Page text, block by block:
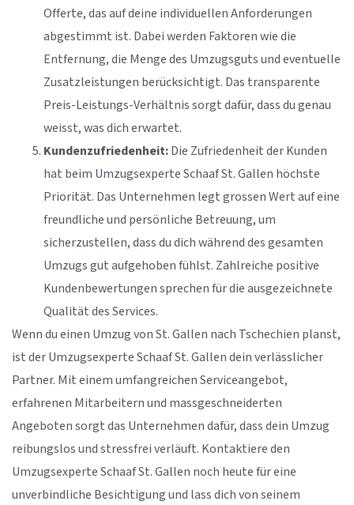
Offerte, das auf deine individuellen Anforderungen
abgestimmt ist. Dabei werden Faktoren wie die
Entfernung, die Menge des Umzugsguts und eventuelle
Zusatzleistungen berücksichtigt. Das transparente
Preis-Leistungs-Verhältnis sorgt dafür, dass du genau
weisst, was dich erwartet.
Kundenzufriedenheit:Die Zufriedenheit der Kunden
hat beim Umzugsexperte Schaaf St. Gallen höchste
Priorität. Das Unternehmen legt grossen Wert auf eine
freundliche und persönliche Betreuung, um
sicherzustellen, dass du dich während des gesamten
Umzugs gut aufgehoben fühlst. Zahlreiche positive
Kundenbewertungen sprechen für die ausgezeichnete
Qualität des Services.
Wenn du einen Umzug von St. Gallen nach Tschechien planst,
ist der Umzugsexperte Schaaf St. Gallen dein verlässlicher
Partner. Mit einem umfangreichen Serviceangebot,
erfahrenen Mitarbeitern und massgeschneiderten
Angeboten sorgt das Unternehmen dafür, dass dein Umzug
reibungslos und stressfrei verläuft. Kontaktiere den
Umzugsexperte Schaaf St. Gallen noch heute für eine
unverbindliche Besichtigung und lass dich von seinem